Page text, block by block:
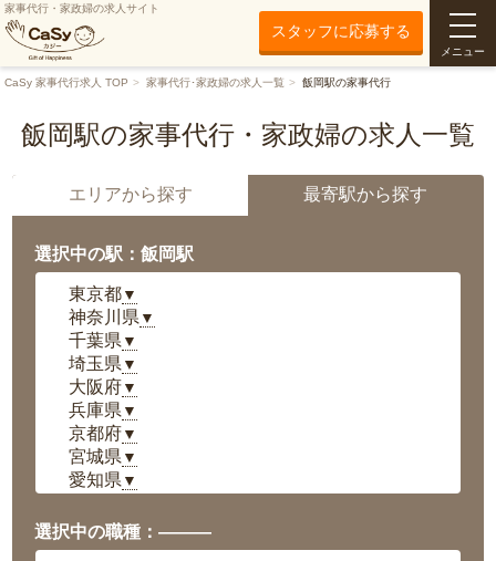
家事代行・家政婦の求人サイト
スタッフに応募する
メニュー
CaSy 家事代行求人 TOP 家事代行･家政婦の求人一覧 飯岡駅の家事代行
飯岡駅の家事代行・家政婦の求人一覧
エリアから探す 最寄駅から探す
選択中の駅：飯岡駅
東京都▼
神奈川県 ▼
千葉県 ▼
埼玉県 ▼
大阪府▼
兵庫県 ▼
京都府▼
宮城県 ▼
愛知県 ▼
岡山県▼
広島県▼
選択中の職種：———